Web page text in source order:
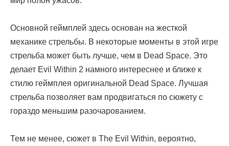
Основной геймплей здесь основан на жесткой
механике стрельбы. В некоторые моменты в этой игре
стрельба может быть лучше, чем в Dead Space. Это
делает Evil Within 2 намного интереснее и ближе к
стилю геймплея оригинальной Dead Space. Лучшая
стрельба позволяет вам продвигаться по сюжету с
гораздо меньшим разочарованием.
Тем не менее, сюжет в The Evil Within, вероятно,